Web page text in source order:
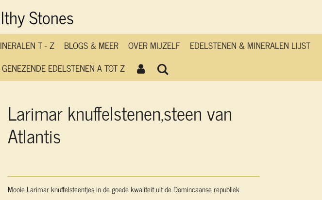
Stones
T - Z BLOGS & MEER OVER MIJZELF
EDELSTENEN & MINERALEN LIJST
GENEZENDE EDELSTENEN A TOT Z
Larimar knuffelstenen,steen van
Atlantis
Mooie Larimar knuffelsteentjes in de goede kwaliteit uit de Domincaanse republiek.